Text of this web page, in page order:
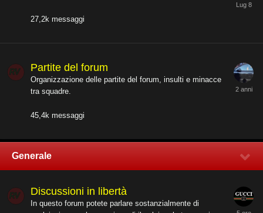
27,2k messaggi
Partite del forum
Organizzazione delle partite del forum, insulti e minacce
tra squadre.
45,4k messaggi
Generale
Discussioni in libertà
In questo forum potete parlare sostanzialmente di